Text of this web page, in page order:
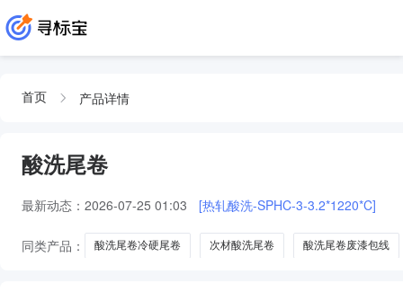
首页 产品详情
酸洗尾卷
最新动态： 2026-07-25 01:03 [热轧酸洗-SPHC-3-3.2*1220*C]
同类产品： 酸洗尾卷冷硬尾卷 次材酸洗尾卷 酸洗尾卷废漆包线